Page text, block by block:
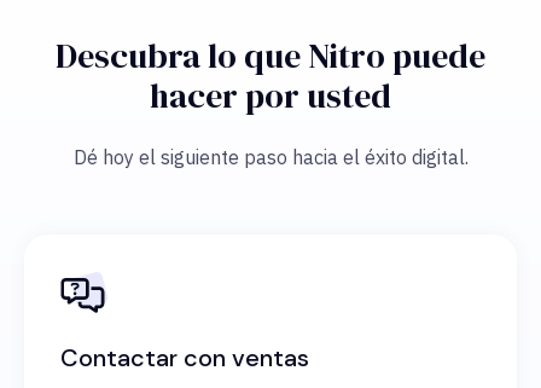
Descubra lo que Nitro puede
hacer por usted
Dé hoy el siguiente paso hacia el éxito digital.
Contactar con ventas